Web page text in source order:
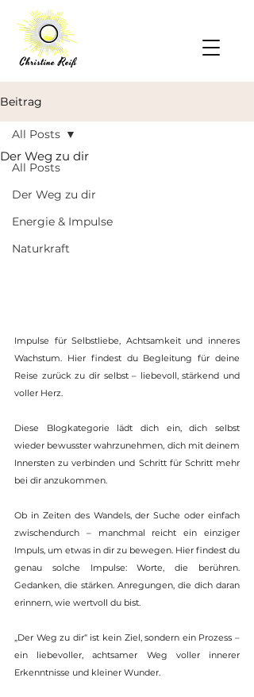
Beitrag
All Posts
Der Weg zu dir
Energie & Impulse
Naturkraft
All Posts
Der Weg zu dir
Impulse für Selbstliebe, Achtsamkeit und inneres
Wachstum. Hier findest du Begleitung für deine
Reise zurück zu dir selbst – liebevoll, stärkend und
voller Herz.
Diese Blogkategorie lädt dich ein, dich selbst
wieder bewusster wahrzunehmen, dich mit deinem
Innersten zu verbinden und Schritt für Schritt mehr
bei dir anzukommen.
Ob in Zeiten des Wandels, der Suche oder einfach
zwischendurch – manchmal reicht ein einziger
Impuls, um etwas in dir zu bewegen. Hier findest du
genau solche Impulse: Worte, die berühren.
Gedanken, die stärken. Anregungen, die dich daran
erinnern, wie wertvoll du bist.
„Der Weg zu dir“ ist kein Ziel, sondern ein Prozess –
ein liebevoller, achtsamer Weg voller innerer
Erkenntnisse und kleiner Wunder.